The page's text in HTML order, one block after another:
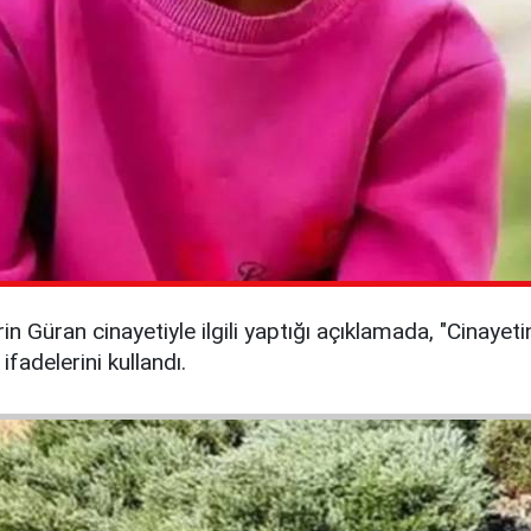
Güran cinayetiyle ilgili yaptığı açıklamada,
kullandı.